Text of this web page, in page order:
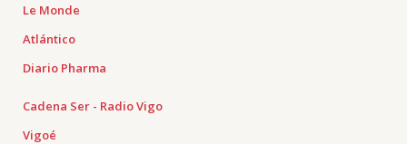
Le Monde
Atlántico
Diario Pharma
Cadena Ser - Radio Vigo
Vigoé